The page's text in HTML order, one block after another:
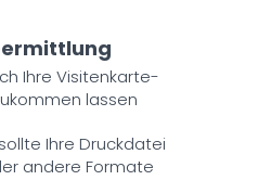
Ihre Visitenkarte-
lassen
Ihre Druckdatei
andere Formate